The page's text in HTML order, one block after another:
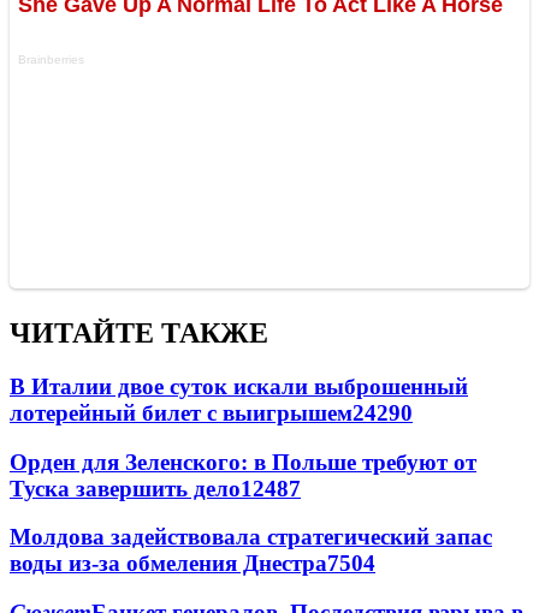
ЧИТАЙТЕ ТАКЖЕ
В Италии двое суток искали выброшенный
лотерейный билет с выигрышем24290
Орден для Зеленского: в Польше требуют от
Туска завершить дело12487
Молдова задействовала стратегический запас
воды из-за обмеления Днестра7504